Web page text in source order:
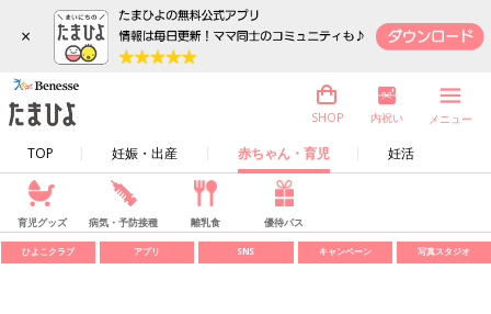
×
TOP 妊娠・出産 赤ちゃん・育児 妊活
SHOP 内祝い メニュー
育児グッズ 病気・予防接種 離乳食 優待パス
ひよこクラブ アプリ SNS キャンペーン 写真スタジオ